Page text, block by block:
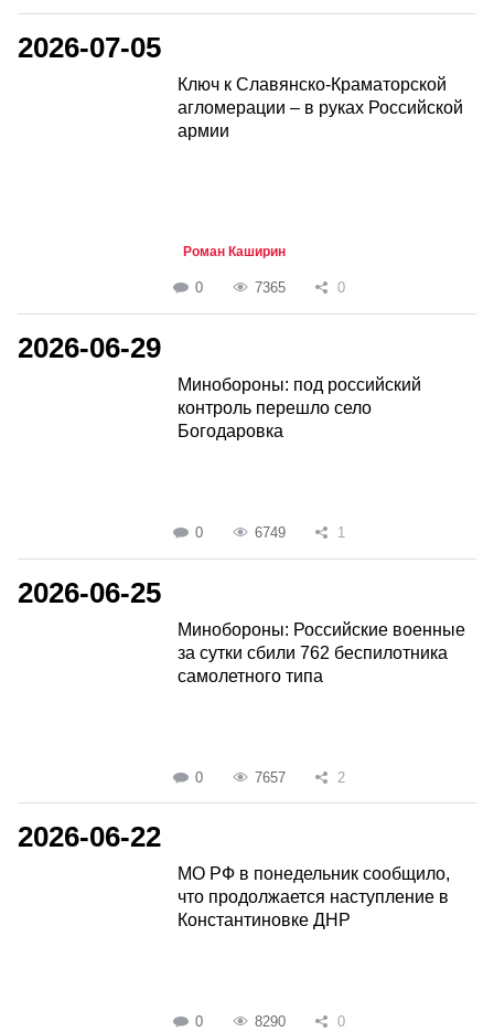
2026-07-05
Ключ к Славянско-Краматорской
агломерации – в руках Российской
армии
Роман Каширин
0 7365 0
2026-06-29
Минобороны: под российский
контроль перешло село
Богодаровка
0 6749 1
2026-06-25
Минобороны: Российские военные
за сутки сбили 762 беспилотника
самолетного типа
0 7657 2
2026-06-22
МО РФ в понедельник сообщило,
что продолжается наступление в
Константиновке ДНР
0 8290 0